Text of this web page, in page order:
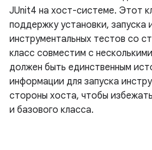
JUnit4 на хост-системе. Этот
поддержку установки, запуска
инструментальных тестов со
класс совместим с
должен быть единственным
информации для запуска
стороны хоста, чтобы
и базового класса.